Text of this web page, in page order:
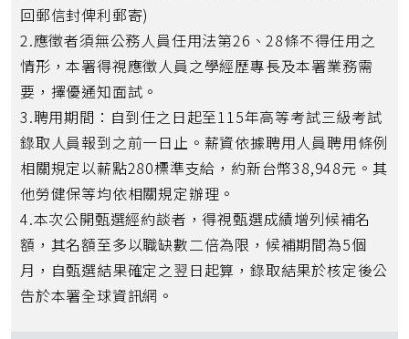
回郵信封俾利郵寄)
2.應徵者須無公務人員任用法第26、28條不得任用之
情形，本署得視應徵人員之學經歷專長及本署業務需
要，擇優通知面試。
3.聘用期間：自到任之日起至115年高等考試三級考試
錄取人員報到之前一日止。薪資依據聘用人員聘用條例
相關規定以薪點280標準支給，約新台幣38,948元。其
他勞健保等均依相關規定辦理。
4.本次公開甄選經約談者，得視甄選成績增列候補名
額，其名額至多以職缺數二倍為限，候補期間為5個
月，自甄選結果確定之翌日起算，錄取結果於核定後公
告於本署全球資訊網。